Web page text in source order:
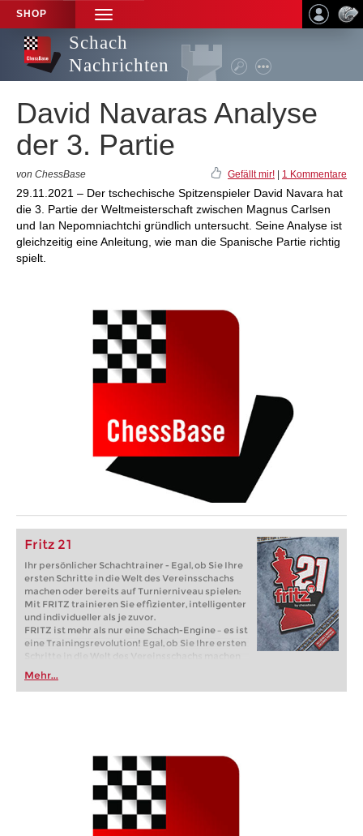
SHOP
TOGGLE
NAVIGATION
Schach
Nachrichten
David Navaras Analyse
der 3. Partie
von ChessBase Gefällt mir! 1 Kommentare
29.11.2021 – Der tschechische Spitzenspieler David Navara hat
die 3. Partie der Weltmeisterschaft zwischen Magnus Carlsen
und Ian Nepomniachtchi gründlich untersucht. Seine Analyse ist
gleichzeitig eine Anleitung, wie man die Spanische Partie richtig
spielt.
Fritz 21
Ihr persönlicher Schachtrainer - Egal, ob Sie Ihre
ersten Schritte in die Welt des Vereinsschachs
machen oder bereits auf Turnierniveau spielen:
Mit FRITZ trainieren Sie effizienter, intelligenter
und individueller als je zuvor.
FRITZ ist mehr als nur eine Schach-Engine – es ist
eine Trainingsrevolution! Egal, ob Sie Ihre ersten
Schritte in die Welt des Vereinsschachs machen
oder bereits auf Turnierniveau spielen: Mit
FRITZ trainieren Sie effizienter, intelligenter und
individueller als je zuvor.
Mehr...